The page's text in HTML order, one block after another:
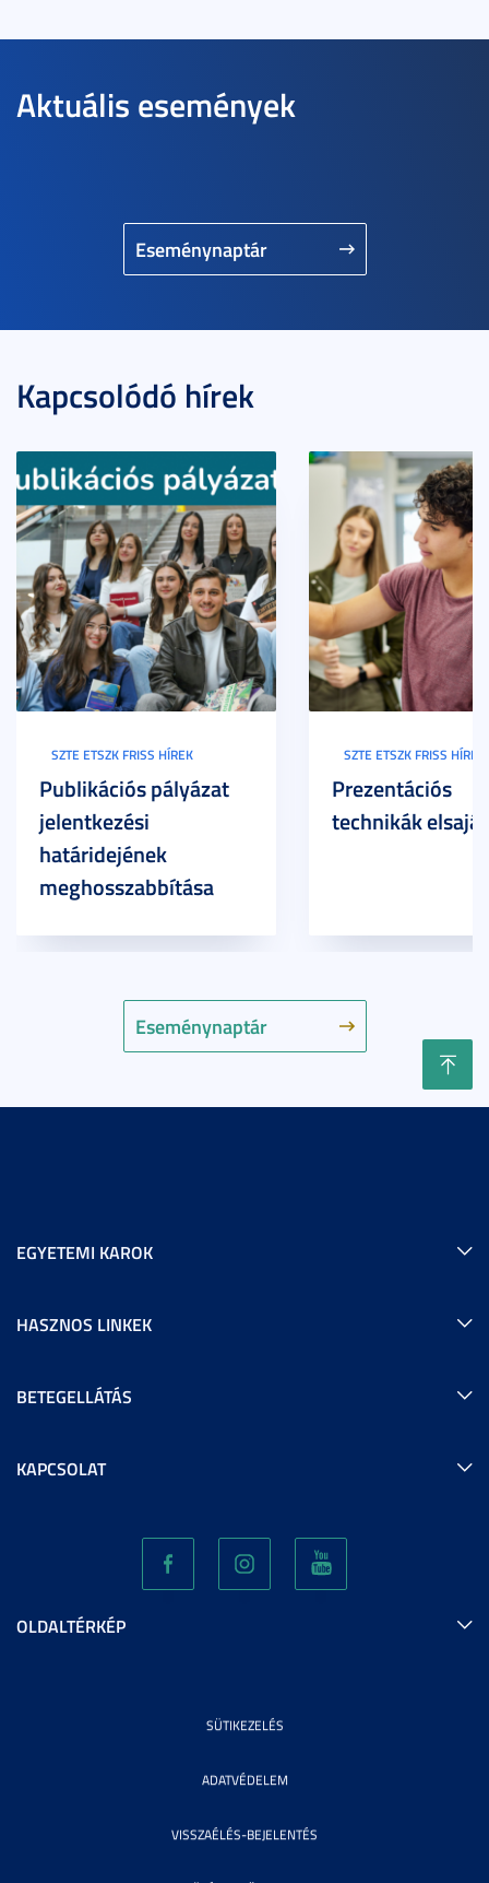
Aktuális események
Eseménynaptár
Kapcsolódó hírek
Eseménynaptár
SZTE ETSZK FRISS HÍREK
Publikációs pályázat
jelentkezési
határidejének
meghosszabbítása
SZTE ETSZK FRISS HÍREK
Prezentációs
technikák
EGYETEMI KAROK
HASZNOS LINKEK
BETEGELLÁTÁS
KAPCSOLAT
OLDALTÉRKÉP
SÜTIKEZELÉS
ADATVÉDELEM
VISSZAÉLÉS-BEJELENTÉS